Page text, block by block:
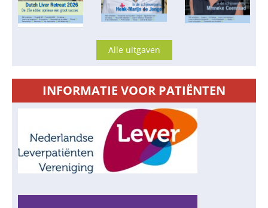
Alle uitgaven
INFORMATIE VOOR PATIËNTEN